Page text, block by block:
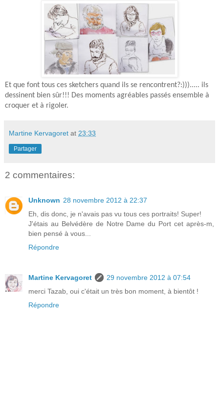
Et que font tous ces sketchers quand ils se rencontrent?:)))..... ils
dessinent bien sûr!!! Des moments agréables passés ensemble à
croquer et à rigoler.
Martine Kervagoret at 23:33
Partager
2 commentaires:
Unknown 28 novembre 2012 à 22:37
Eh, dis donc, je n'avais pas vu tous ces portraits! Super!
J'étais au Belvédère de Notre Dame du Port cet après-m,
bien pensé à vous...
Répondre
Martine Kervagoret
29 novembre 2012 à 07:54
merci Tazab, oui c'était un très bon moment, à bientôt !
Répondre